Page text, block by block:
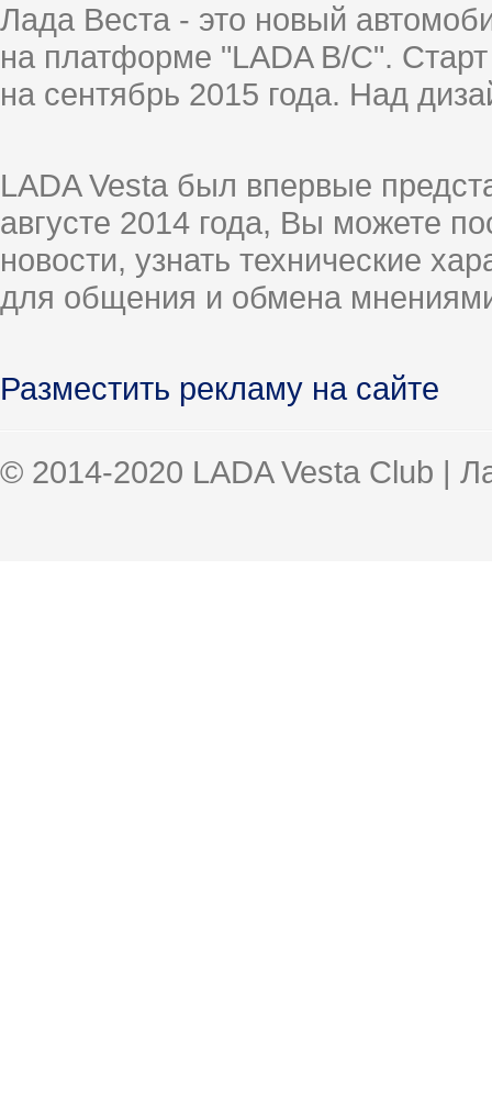
Лада Веста - это новый
на платформе "LADA B/C".
на сентябрь 2015 года. Над
LADA Vesta был впервые
августе 2014 года, Вы можете
новости, узнать технические
для общения и обмена
Разместить рекламу на сайте
© 2014-2020 LADA Vesta Club |